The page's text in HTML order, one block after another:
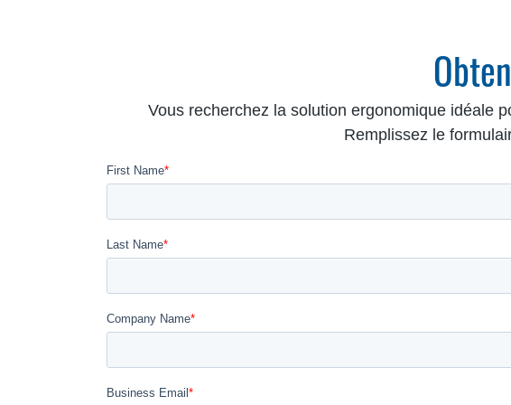
Vous recherchez la solution ergonomique idéale
Remplissez le